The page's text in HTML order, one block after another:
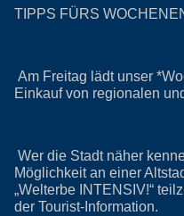
TIPPS FÜRS
Am Freitag lädt unser
Einkauf von regionalen
Wer die Stadt näher
Möglichkeit an einer
„Welterbe INTENSIV!“
der Tourist-Information.